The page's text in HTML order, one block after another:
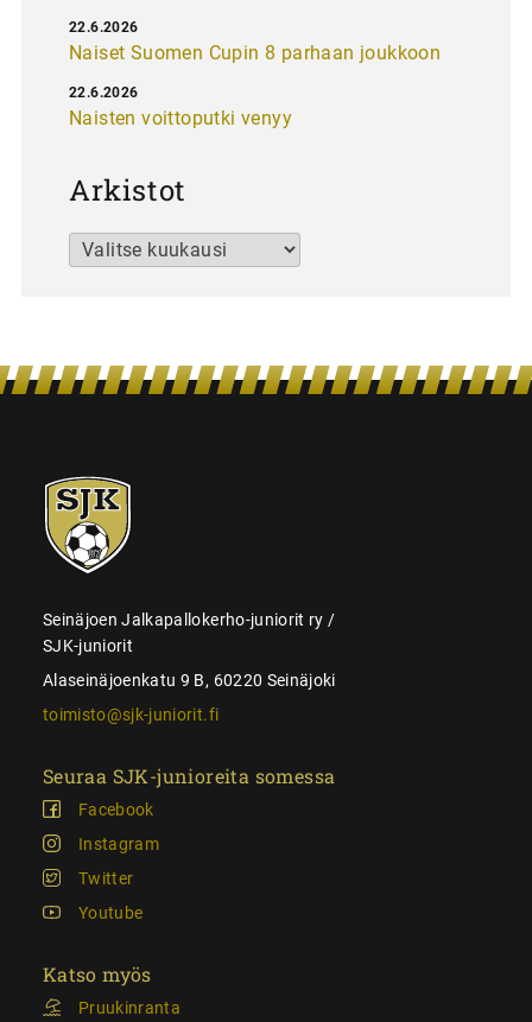
Naiset Suomen Cupin 8 parhaan joukkoon
22.6.2026
Naisten voittoputki venyy
22.6.2026
Arkistot
Arkistot
SJK-
juniorit
Seinäjoen Jalkapallokerho-juniorit ry /
SJK-juniorit
Alaseinäjoenkatu 9 B, 60220 Seinäjoki
toimisto@sjk-juniorit.fi
Seuraa SJK-junioreita somessa
Facebook
Instagram
Twitter
Youtube
Katso myös
Pruukinranta